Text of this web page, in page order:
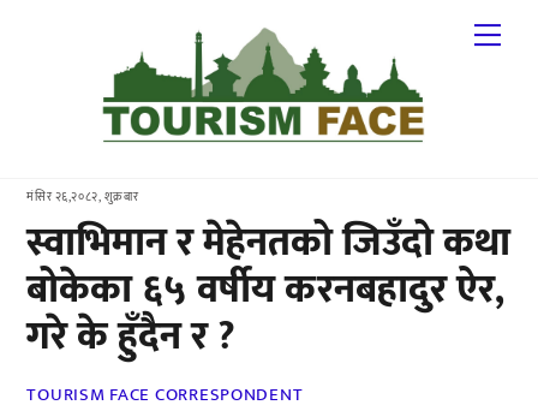
मंसिर २६,२०८२, शुक्रबार
स्वाभिमान र मेहेनतको जिउँदो कथा
बोकेका ६५ वर्षीय करनबहादुर ऐर,
गरे के हुँदैन र ?
TOURISM FACE CORRESPONDENT